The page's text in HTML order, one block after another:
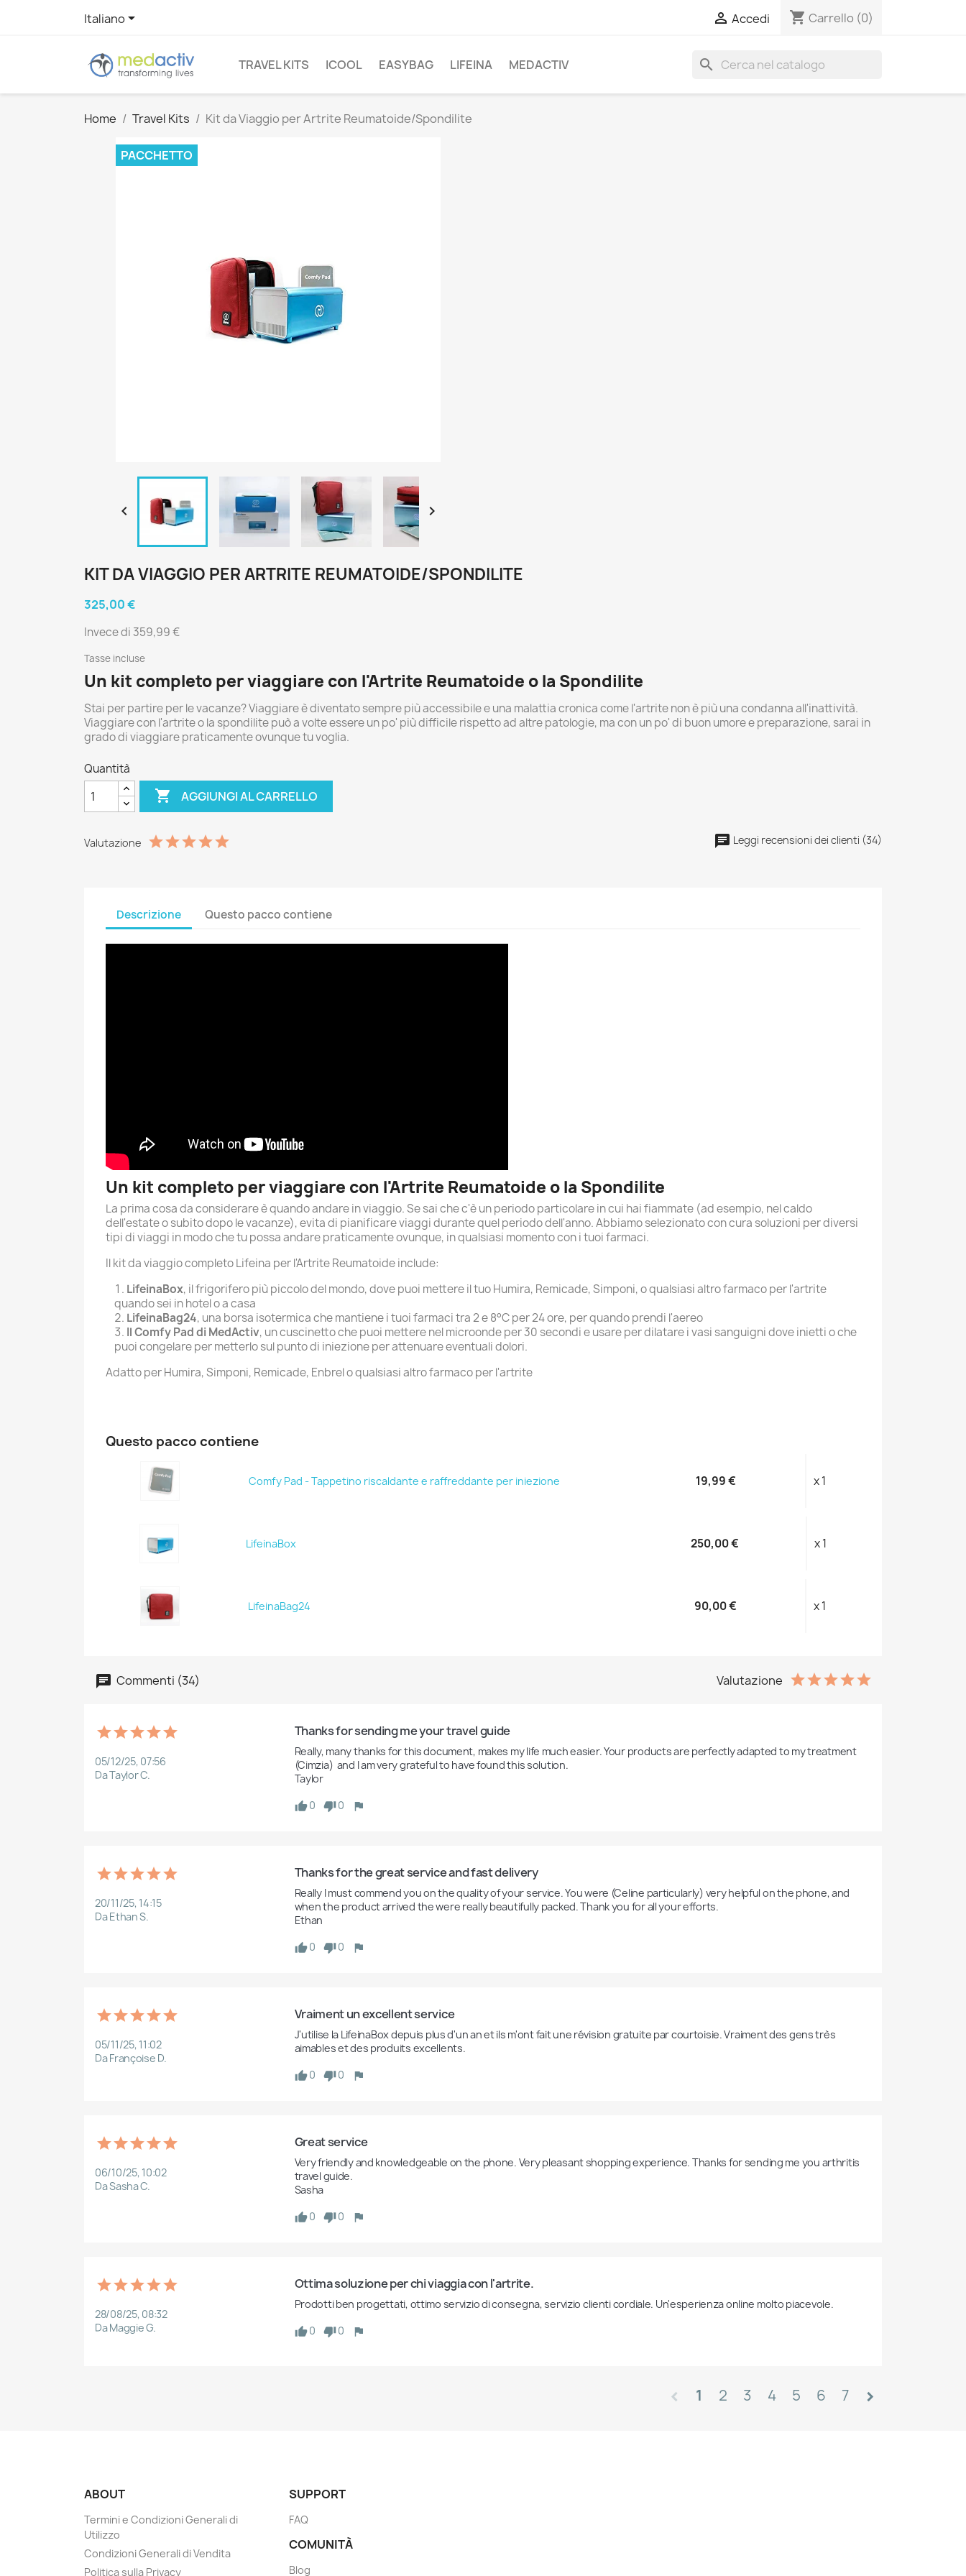
Italiano  Accedi shopping_cart Carrello (0)
TRAVEL KITS ICOOL EASYBAG LIFEINA MEDACTIV search
Home Travel Kits Kit da Viaggio per Artrite Reumatoide/Spondilite
PACCHETTO
 
KIT DA VIAGGIO PER ARTRITE REUMATOIDE/SPONDILITE
325,00 €
Invece di 359,99 €
Tasse incluse
Un kit completo per viaggiare con l'Artrite Reumatoide o la Spondilite
Stai per partire per le vacanze? Viaggiare è diventato sempre più accessibile e una malattia cronica come l'artrite non è più una condanna all'inattività.
Viaggiare con l'artrite o la spondilite può a volte essere un po' più difficile rispetto ad altre patologie, ma con un po' di buon umore e preparazione, sarai in
grado di viaggiare praticamente ovunque tu voglia.
Quantità
 AGGIUNGI AL CARRELLO
Valutazione Leggi recensioni dei clienti (34)
Descrizione Questo pacco contiene
Un kit completo per viaggiare con l'Artrite Reumatoide o la Spondilite
La prima cosa da considerare è quando andare in viaggio. Se sai che c'è un periodo particolare in cui hai fiammate (ad esempio, nel caldo
dell'estate o subito dopo le vacanze), evita di pianificare viaggi durante quel periodo dell'anno. Abbiamo selezionato con cura soluzioni per diversi
tipi di viaggi in modo che tu possa andare praticamente ovunque, in qualsiasi momento con i tuoi farmaci.
Il kit da viaggio completo Lifeina per l'Artrite Reumatoide include:
LifeinaBox, il frigorifero più piccolo del mondo, dove puoi mettere il tuo Humira, Remicade, Simponi, o qualsiasi altro farmaco per l'artrite
quando sei in hotel o a casa
LifeinaBag24, una borsa isotermica che mantiene i tuoi farmaci tra 2 e 8°C per 24 ore, per quando prendi l'aereo
Il Comfy Pad di MedActiv, un cuscinetto che puoi mettere nel microonde per 30 secondi e usare per dilatare i vasi sanguigni dove inietti o che
puoi congelare per metterlo sul punto di iniezione per attenuare eventuali dolori.
Adatto per Humira, Simponi, Remicade, Enbrel o qualsiasi altro farmaco per l'artrite
Questo pacco contiene
Comfy Pad - Tappetino riscaldante e raffreddante per iniezione 19,99 € x 1
LifeinaBox 250,00 € x 1
LifeinaBag24 90,00 € x 1
Commenti (34) Valutazione
05/12/25, 07:56
Da Taylor C.
Thanks for sending me your travel guide
Really, many thanks for this document, makes my life much easier. Your products are perfectly adapted to my treatment
(Cimzia)  and I am very grateful to have found this solution.
Taylor
0
0
20/11/25, 14:15
Da Ethan S.
Thanks for the great service and fast delivery
Really I must commend you on the quality of your service. You were (Celine particularly) very helpful on the phone, and
when the product arrived the were really beautifully packed. Thank you for all your efforts.
Ethan
0
0
05/11/25, 11:02
Da Françoise D.
Vraiment un excellent service
J'utilise la LifeinaBox depuis plus d'un an et ils m'ont fait une révision gratuite par courtoisie. Vraiment des gens très
aimables et des produits excellents.
0
0
06/10/25, 10:02
Da Sasha C.
Great service
Very friendly and knowledgeable on the phone. Very pleasant shopping experience. Thanks for sending me you arthritis
travel guide.
Sasha
0
0
28/08/25, 08:32
Da Maggie G.
Ottima soluzione per chi viaggia con l'artrite.
Prodotti ben progettati, ottimo servizio di consegna, servizio clienti cordiale. Un'esperienza online molto piacevole.
0
0
chevron_left 1 2 3 4 5 6 7 chevron_right
ABOUT
Termini e Condizioni Generali di
Utilizzo
Condizioni Generali di Vendita
Politica sulla Privacy
SUPPORT
FAQ
COMUNITÀ
Blog